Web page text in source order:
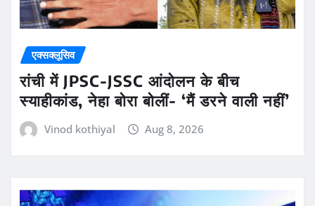
एक्सक्लूसिव
रांची में JPSC-JSSC आंदोलन के बीच
स्याहीकांड, नेहा बोरा बोलीं- ‘मैं डरने वाली नहीं’
Vinod kothiyal Aug 8, 2026